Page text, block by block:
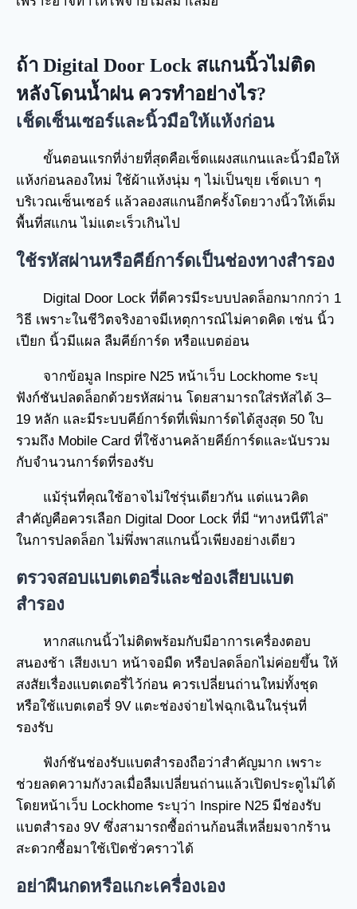
ถ้า Digital Door Lock สแกนนิ้วไม่ติด
หลังโดนน้ำฝน ควรทำอย่างไร?
เช็ดเซ็นเซอร์และนิ้วมือให้แห้งก่อน
ขั้นตอนแรกที่ง่ายที่สุดคือเช็ดแผงสแกนและนิ้วมือให้
แห้งก่อนลองใหม่ ใช้ผ้าแห้งนุ่ม ๆ ไม่เป็นขุย เช็ดเบา ๆ
บริเวณเซ็นเซอร์ แล้วลองสแกนอีกครั้งโดยวางนิ้วให้เต็ม
พื้นที่สแกน ไม่แตะเร็วเกินไป
ใช้รหัสผ่านหรือคีย์การ์ดเป็นช่องทางสำรอง
Digital Door Lock ที่ดีควรมีระบบปลดล็อกมากกว่า 1
วิธี เพราะในชีวิตจริงอาจมีเหตุการณ์ไม่คาดคิด เช่น นิ้ว
เปียก นิ้วมีแผล ลืมคีย์การ์ด หรือแบตอ่อน
จากข้อมูล Inspire N25 หน้าเว็บ Lockhome ระบุ
ฟังก์ชันปลดล็อกด้วยรหัสผ่าน โดยสามารถใส่รหัสได้ 3–
19 หลัก และมีระบบคีย์การ์ดที่เพิ่มการ์ดได้สูงสุด 50 ใบ
รวมถึง Mobile Card ที่ใช้งานคล้ายคีย์การ์ดและนับรวม
กับจำนวนการ์ดที่รองรับ
แม้รุ่นที่คุณใช้อาจไม่ใช่รุ่นเดียวกัน แต่แนวคิด
สำคัญคือควรเลือก Digital Door Lock ที่มี “ทางหนีทีไล่”
ในการปลดล็อก ไม่พึ่งพาสแกนนิ้วเพียงอย่างเดียว
ตรวจสอบแบตเตอรี่และช่องเสียบแบต
สำรอง
หากสแกนนิ้วไม่ติดพร้อมกับมีอาการเครื่องตอบ
สนองช้า เสียงเบา หน้าจอมืด หรือปลดล็อกไม่ค่อยขึ้น ให้
สงสัยเรื่องแบตเตอรี่ไว้ก่อน ควรเปลี่ยนถ่านใหม่ทั้งชุด
หรือใช้แบตเตอรี่ 9V แตะช่องจ่ายไฟฉุกเฉินในรุ่นที่
รองรับ
ฟังก์ชันช่องรับแบตสำรองถือว่าสำคัญมาก เพราะ
ช่วยลดความกังวลเมื่อลืมเปลี่ยนถ่านแล้วเปิดประตูไม่ได้
โดยหน้าเว็บ Lockhome ระบุว่า Inspire N25 มีช่องรับ
แบตสำรอง 9V ซึ่งสามารถซื้อถ่านก้อนสี่เหลี่ยมจากร้าน
สะดวกซื้อมาใช้เปิดชั่วคราวได้
อย่าฝืนกดหรือแกะเครื่องเอง